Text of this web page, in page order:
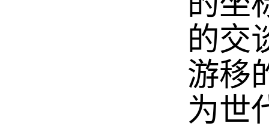
的交
游移
为世